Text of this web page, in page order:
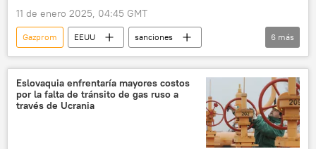
11 de enero 2025, 04:45 GMT
Gazprom EEUU
sanciones
Aleksandar Vulin
Joe Biden
Aleksandar Vucic
Gazprom Neft
Serbia
Economía
6 más
Eslovaquia enfrentaría mayores costos
por la falta de tránsito de gas ruso a
través de Ucrania